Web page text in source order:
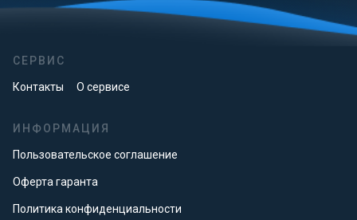
СЕРВИС
Контакты О сервисе
ИНФОРМАЦИЯ
Пользовательское соглашение
Оферта гаранта
Политика конфиденциальности